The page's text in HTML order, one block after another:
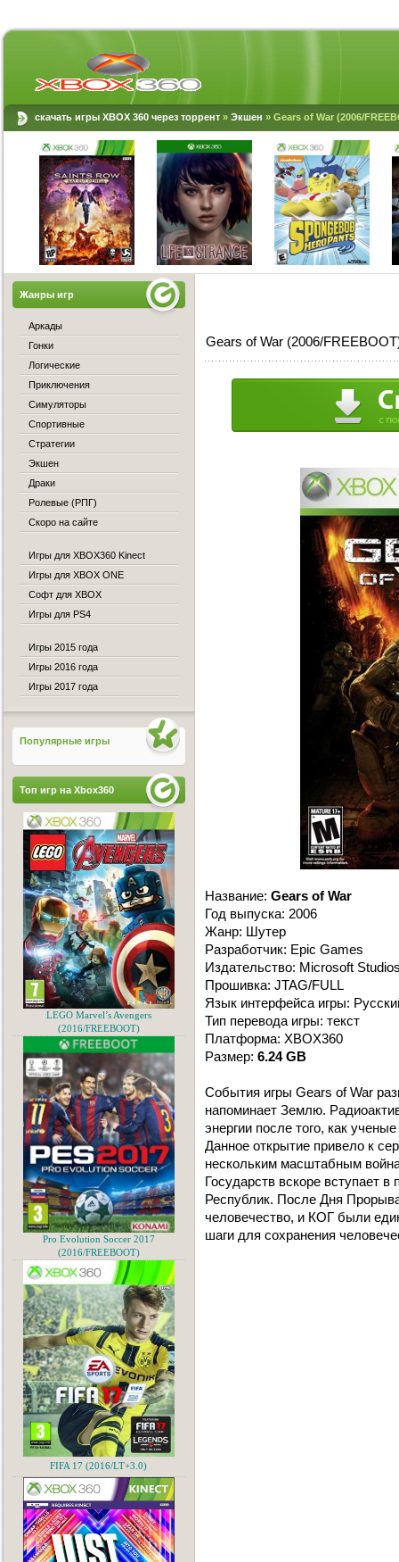
скачать игры XBOX 360 через торрент » Экшен » Gears of War (2006/
Gears of War (2006/
Название: Gears of War
Год выпуска: 2006
Жанр: Шутер
Разработчик: Epic Games
Издательство: Microsoft
Прошивка: JTAG/FULL
Язык интерфейса игры:
Тип перевода игры: текст
Платформа: XBOX360
Размер: 6.24 GB
События игры Gears of War
напоминает Землю.
энергии после того, как
Данное открытие привело к
нескольким масштабным
Государств вскоре вступает
Республик. После Дня
человечество, и КОГ были
шаги для сохранения
Жанры игр
Аркады
Гонки
Логические
Приключения
Симуляторы
Спортивные
Стратегии
Экшен
Драки
Ролевые (РПГ)
Скоро на сайте
Игры для XBOX360 Kinect
Игры для XBOX ONE
Софт для XBOX
Игры для PS4
Игры 2015 года
Игры 2016 года
Игры 2017 года
Популярные игры
Топ игр на Xbox360
LEGO Marvel’s Avengers
(2016/FREEBOOT)
Pro Evolution Soccer 2017
(2016/FREEBOOT)
FIFA 17 (2016/LT+3.0)